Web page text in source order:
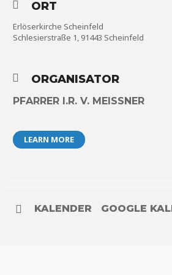
ORT
Erlöserkirche Scheinfeld
Schlesierstraße 1, 91443 Scheinfeld
ORGANISATOR
PFARRER I.R. V. MEISSNER
LEARN MORE
KALENDER GOOGLE